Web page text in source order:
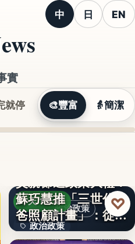
中 日 EN
實
就停 🎨豐富 👵簡潔
政治政策
昨天 19:49
政治政策
蘇巧慧推「三世代爸
爸照顧計畫」：從準
爸…
♡